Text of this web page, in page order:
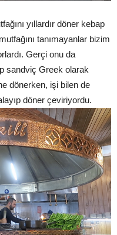
yıllardır döner kebap
tanımayanlar bizim
Gerçi onu da
sandviç Greek olarak
dönerken, işi bilen de
döner çeviriyordu.